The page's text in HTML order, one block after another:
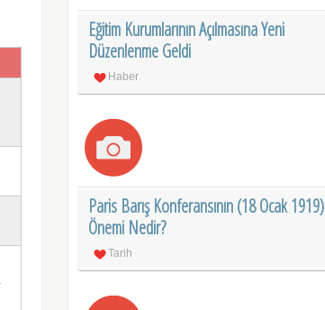
Eğitim Kurumlarının Açılmasına Yeni
Düzenlenme Geldi
Haber
Paris Barış Konferansının (18 Ocak 1919)
Önemi Nedir?
Tarih